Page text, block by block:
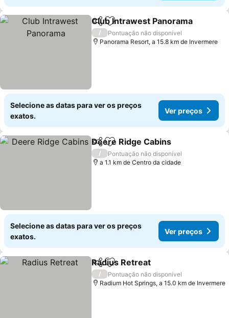
PartilharAdicionar aos favoritos
Club Intrawest Panorama
/
Pontuação não disponível
Panorama Resort, a 15.8 km de Invermere
Selecione as datas para ver os preços
exatos.
Ver preços
PartilharAdicionar aos favoritos
Deere Ridge Cabins
/
Pontuação não disponível
a 1.1 km de Centro da cidade
Selecione as datas para ver os preços
exatos.
Ver preços
PartilharAdicionar aos favoritos
Radius Retreat
/
Pontuação não disponível
Radium Hot Springs, a 15.0 km de Invermere